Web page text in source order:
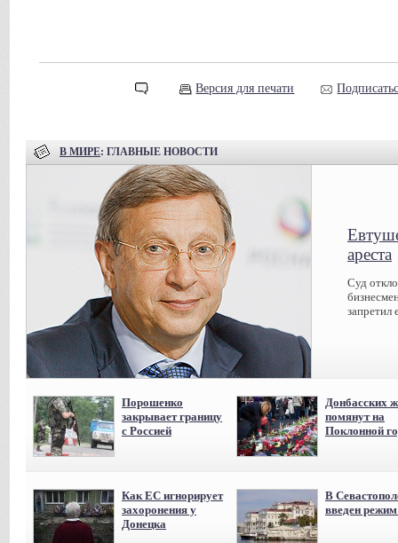
Версия для печати
В МИРЕ: ГЛАВНЫЕ НОВОСТИ
ареста
Суд
запретил
Порошенко
закрывает границу
с Россией
Донбасских
помянут на
Поклонной
Как ЕС игнорирует
захоронения у
Донецка
В
введен